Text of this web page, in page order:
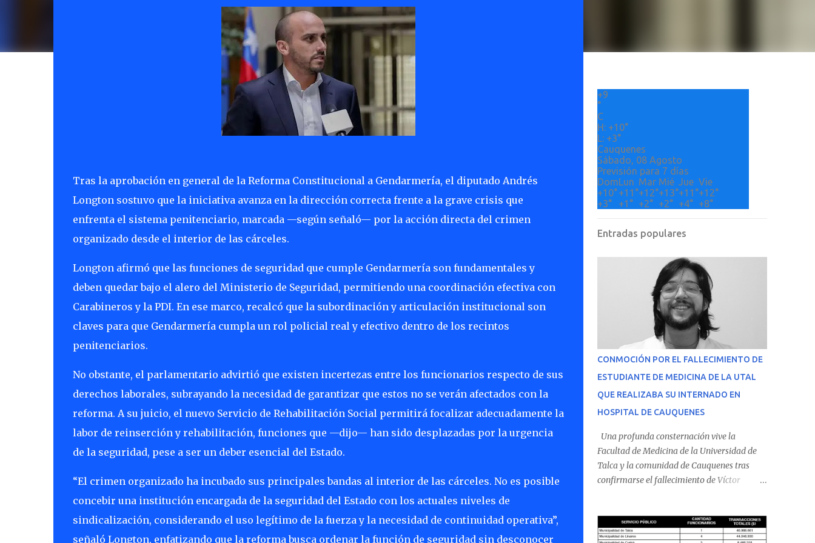
Tras la aprobación en general de la Reforma Constitucional a Gendarmería, el diputado Andrés
Longton sostuvo que la iniciativa avanza en la dirección correcta frente a la grave crisis que
enfrenta el sistema penitenciario, marcada —según señaló— por la acción directa del crimen
organizado desde el interior de las cárceles.
Longton afirmó que las funciones de seguridad que cumple Gendarmería son fundamentales y
deben quedar bajo el alero del Ministerio de Seguridad, permitiendo una coordinación efectiva con
Carabineros y la PDI. En ese marco, recalcó que la subordinación y articulación institucional son
claves para que Gendarmería cumpla un rol policial real y efectivo dentro de los recintos
penitenciarios.
No obstante, el parlamentario advirtió que existen incertezas entre los funcionarios respecto de sus
derechos laborales, subrayando la necesidad de garantizar que estos no se verán afectados con la
reforma. A su juicio, el nuevo Servicio de Rehabilitación Social permitirá focalizar adecuadamente la
labor de reinserción y rehabilitación, funciones que —dijo— han sido desplazadas por la urgencia
de la seguridad, pese a ser un deber esencial del Estado.
“El crimen organizado ha incubado sus principales bandas al interior de las cárceles. No es posible
concebir una institución encargada de la seguridad del Estado con los actuales niveles de
sindicalización, considerando el uso legítimo de la fuerza y la necesidad de continuidad operativa”,
señaló Longton, enfatizando que la reforma busca ordenar la función de seguridad sin desconocer
+9
°
C
H: +10°
L: +3°
Cauquenes
Sábado, 08 Agosto
Previsión para 7 días
DomLun Mar Mié Jue Vie
+10°+11°+12°+13°+11°+12°
+3° +1° +2° +2° +4° +8°
Entradas populares
CONMOCIÓN POR EL FALLECIMIENTO DE
ESTUDIANTE DE MEDICINA DE LA UTAL
QUE REALIZABA SU INTERNADO EN
HOSPITAL DE CAUQUENES
Una profunda consternación vive la
Facultad de Medicina de la Universidad de
Talca y la comunidad de Cauquenes tras
confirmarse el fallecimiento de Víctor
Cauquenes. De acuerdo con los antecedentes
conocidos, el joven se presentó a cumplir su